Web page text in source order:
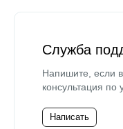
Служба
Напишите, если
консультация по
Написать